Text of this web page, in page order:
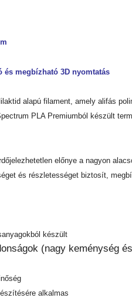
megbízható 3D nyomtatás
alapú filament, amely alifás
PLA Premiumból készült
előnye a nagyon
és részletességet biztosít,
készült
(nagy keménység
alkalmas